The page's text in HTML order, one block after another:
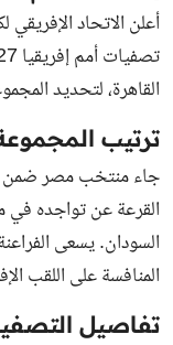
أعلن الاتحاد
القاهرة، لتحديد
ترتيب
جاء منتخب مصر ضمن
القرعة عن تواجده
السودان. يسعى
المنافسة على اللقب
تفاصيل